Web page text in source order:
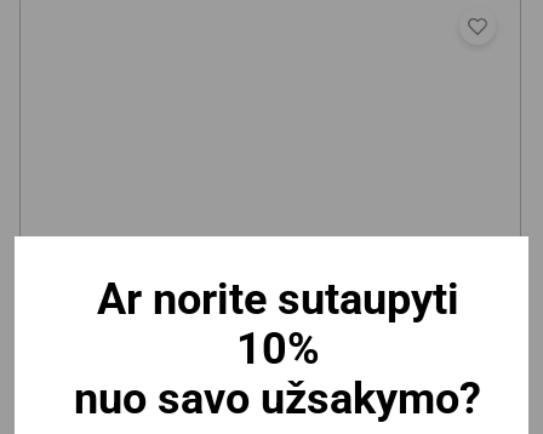
Vaikiška magnetinė/kreidinė lenta Deli 600x900mm,
Yra prekyboje
Ar norite sutaupyti
10%
nuo savo užsakymo?